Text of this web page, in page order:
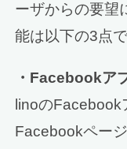
ーザからの要望
能は以下の3点で
・Facebookア
linoのFacebook
Facebookペー